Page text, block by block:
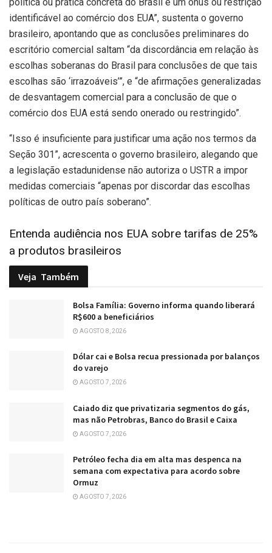
identificável ao comércio dos EUA”, sustenta o governo
brasileiro, apontando que as conclusões preliminares do
escritório comercial saltam “da discordância em relação às
escolhas soberanas do Brasil para conclusões de que tais
escolhas são ‘irrazoáveis’”, e “de afirmações generalizadas
de desvantagem comercial para a conclusão de que o
comércio dos EUA está sendo onerado ou restringido”.
“Isso é insuficiente para justificar uma ação nos termos da
Seção 301”, acrescenta o governo brasileiro, alegando que
a legislação estadunidense não autoriza o USTR a impor
medidas comerciais “apenas por discordar das escolhas
políticas de outro país soberano”.
Entenda audiência nos EUA sobre tarifas de 25%
a produtos brasileiros
Veja Também
Bolsa Família: Governo informa quando liberará
R$600 a beneficiários
AGOSTO 8, 2026
Dólar cai e Bolsa recua pressionada por balanços
do varejo
AGOSTO 7, 2026
Caiado diz que privatizaria segmentos do gás,
mas não Petrobras, Banco do Brasil e Caixa
AGOSTO 7, 2026
Petróleo fecha dia em alta mas despenca na
semana com expectativa para acordo sobre
Ormuz
AGOSTO 7, 2026